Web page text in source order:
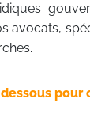
avocats,
pour